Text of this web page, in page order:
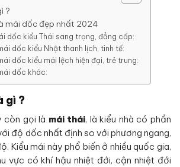
?
mái dốc đẹp nhất 2024
dốc kiểu Thái sang trọng, đẳng cấp:
dốc kiểu Nhật thanh lịch, tinh tế:
dốc kiểu mái lệch hiện đại, trẻ trung:
dốc khác:
gì ?
còn gọi là mái thái, là kiểu nhà có phần
độ dốc nhất định so với phương ngang,
Kiểu mái này phổ biến ở nhiều quốc gia,
vực có khí hậu nhiệt đới, cận nhiệt đới